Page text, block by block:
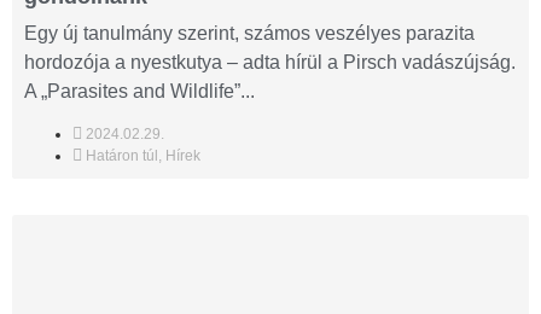
Egy új tanulmány szerint, számos veszélyes parazita
hordozója a nyestkutya – adta hírül a Pirsch vadászújság.
A „Parasites and Wildlife”...
2024.02.29.
Határon túl , Hírek